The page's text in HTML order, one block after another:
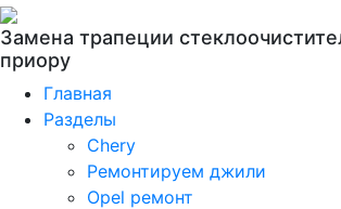
Замена трапеции
приору
Главная
Разделы
Chery
Ремонтируем джили
Opel ремонт